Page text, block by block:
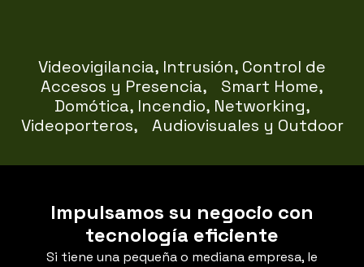
Videovigilancia, Intrusión, Control de
Accesos y Presencia, Smart Home,
Domótica, Incendio, Networking,
Videoporteros, Audiovisuales y Outdoor
Impulsamos su negocio con
tecnología eficiente
Si tiene una pequeña o mediana empresa, le